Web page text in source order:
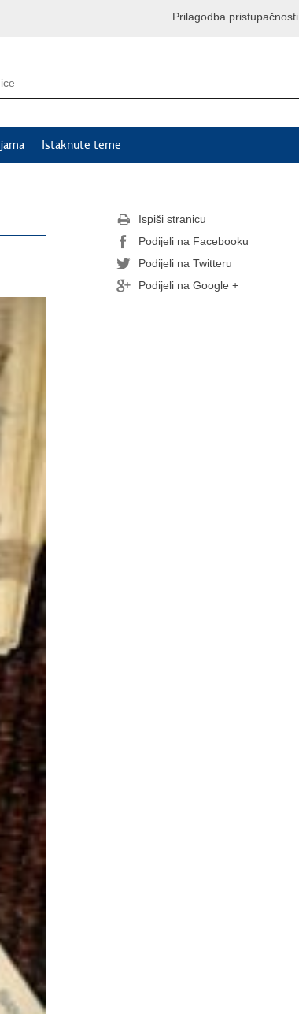
Prilagodba pristupačnosti
Istaknute teme
Ispiši stranicu
Podijeli na Facebooku
Podijeli na Twitteru
Podijeli na Google +